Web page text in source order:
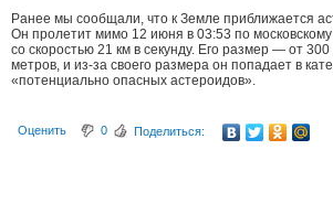
Ранее мы сообщали, что к Земле приближается
Он пролетит мимо 12 июня в 03:53 по
со скоростью 21 км в секунду. Его размер — от
метров, и из-за своего размера он попадает в
«потенциально опасных астероидов».
Оценить 0 Поделиться: